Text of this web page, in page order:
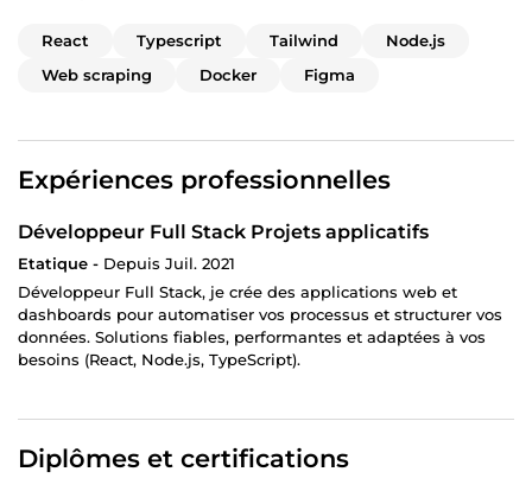
React Typescript Tailwind
Node.js
Web scraping
Docker Figma
Expériences professionnelles
Développeur Full Stack Projets applicatifs
Etatique - Depuis Juil. 2021
Développeur Full Stack, je crée des applications web et
dashboards pour automatiser vos processus et structurer vos
données. Solutions fiables, performantes et adaptées à vos
besoins (React, Node.js, TypeScript).
Diplômes et certifications